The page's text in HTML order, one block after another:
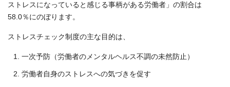
ストレスになっていると感じる事柄がある労働者」の割合は
58.0％にのぼります。
ストレスチェック制度の主な目的は、
一次予防（労働者のメンタルヘルス不調の未然防止）
労働者自身のストレスへの気づきを促す